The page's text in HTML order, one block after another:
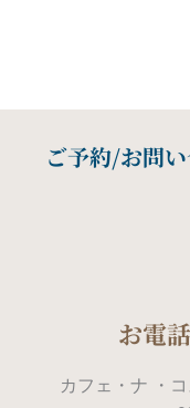
ご予約/お問
お電
カフェ・ナ ・